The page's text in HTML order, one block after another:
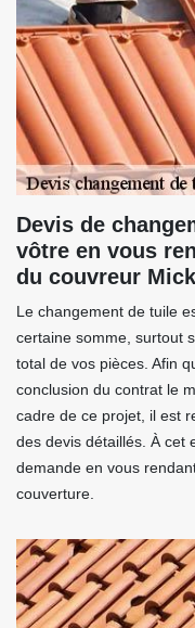
Devis de
vôtre en vous
du couvreur
Le changement de tuile
certaine somme, surtout
total de vos pièces. Afin
conclusion du contrat le
cadre de ce projet, il est
des devis détaillés. À cet
demande en vous
couverture.